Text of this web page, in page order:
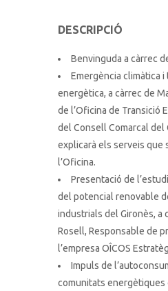
DESCRIPCIÓ
Benvinguda a càrrec
Emergència climàtica i
energètica, a càrrec de
de l’Oficina de Transició
del Consell Comarcal del
explicarà els serveis que
l’Oficina.
Presentació de
del potencial renovable
industrials del Gironès, a
Rosell, Responsable de
l’empresa OÎCOS
Impuls de
comunitats energètiques